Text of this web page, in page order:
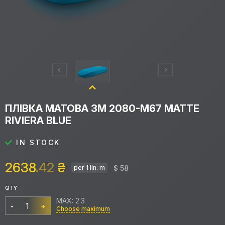
ПЛІВКА МАТОВА 3M 2080-M67 MATTE
RIVIERA BLUE
IN STOCK
2638.42 ₴ per 1 lin. m $ 58
QTY
- +
MAX: 2.3
Choose maximum